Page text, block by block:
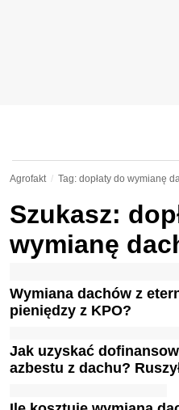
Agrofakt Tag: dopłaty do wymianę
Szukasz:
wymianę
Wymiana dachów z
pieniędzy z KPO?
Jak uzyskać
azbestu z dachu?